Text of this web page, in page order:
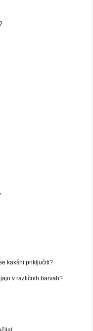
kakšni priključiti?
v različnih barvah?